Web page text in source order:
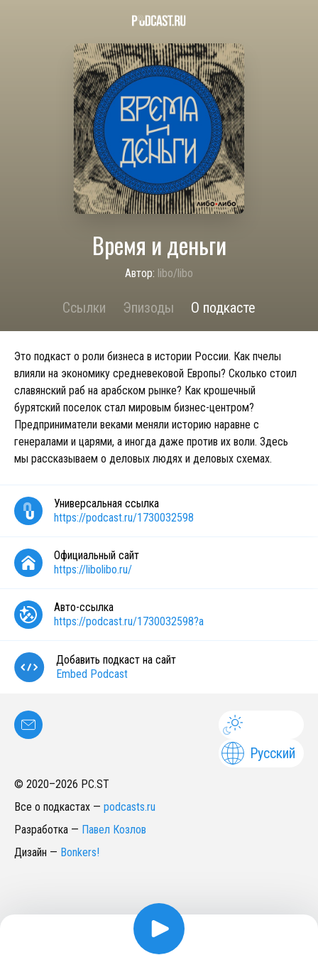
Время и деньги
Автор: libo/libo
Ссылки Эпизоды О подкасте
Это подкаст о роли бизнеса в истории России. Как пчелы
влияли на экономику средневековой Европы? Сколько стоил
славянский раб на арабском рынке? Как крошечный
бурятский поселок стал мировым бизнес-центром?
Предприниматели веками меняли историю наравне с
генералами и царями, а иногда даже против их воли. Здесь
мы рассказываем о деловых людях и деловых схемах.
Универсальная ссылка
https://podcast.ru/1730032598
Официальный сайт
https://libolibo.ru/
Авто-ссылка
https://podcast.ru/1730032598?a
Добавить подкаст на сайт
Embed Podcast
Русский
© 2020–2026 PC.ST
Все о подкастах — podcasts.ru
Разработка — Павел Козлов
Дизайн — Bonkers!